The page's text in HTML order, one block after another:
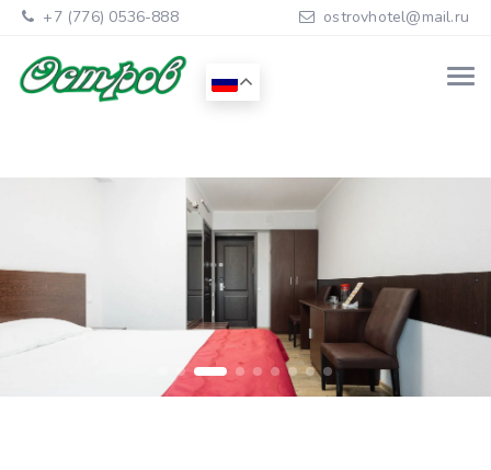
+7 (776) 0536-888 ostrovhotel@mail.ru